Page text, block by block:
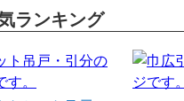
ランキング